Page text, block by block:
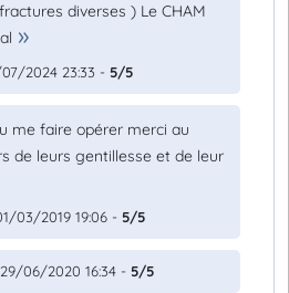
diverses ) Le CHAM
2024 23:33 - 5/5
me faire opérer merci au
de leurs gentillesse et de leur
03/2019 19:06 - 5/5
06/2020 16:34 - 5/5